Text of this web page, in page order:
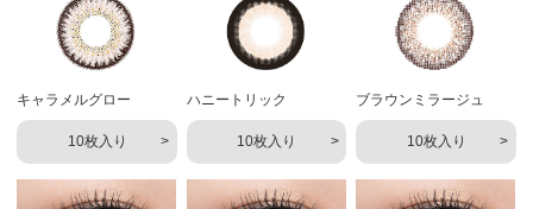
キャラメルグロー
10枚入り
ハニートリック
10枚入り
ブラウンミラージュ
10枚入り